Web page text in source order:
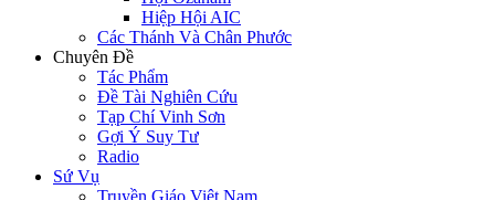
Hiệp Hội AIC
Các Thánh Và Chân Phước
Chuyên Đề
Tác Phẩm
Đề Tài Nghiên Cứu
Tạp Chí Vinh Sơn
Gợi Ý Suy Tư
Radio
Sứ Vụ
Truyền Giáo Việt Nam